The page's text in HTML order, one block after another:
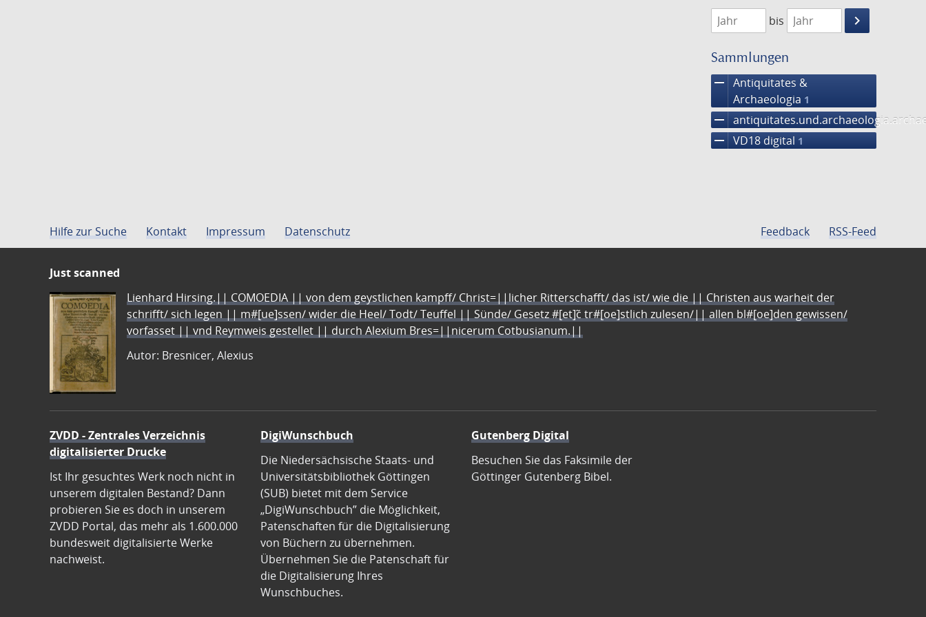
1768
1769
bis
keyboard_arrow_right
Suche
Sammlungen
remove Antiquitates &
Archaeologia 1
remove
remove VD18 digital 1
Hilfe zur Suche Kontakt Impressum Datenschutz Feedback RSS-Feed
Just scanned
Lienhard Hirsing.|| COMOEDIA || von dem geystlichen kampff/ Christ=||licher Ritterschafft/ das ist/ wie die || Christen aus warheit der
schrifft/ sich legen || m#[ue]ssen/ wider die Heel/ Todt/ Teuffel || Sünde/ Gesetz #[et]c̃ tr#[oe]stlich zulesen/|| allen bl#[oe]den gewissen/
vorfasset || vnd Reymweis gestellet || durch Alexium Bres=||nicerum Cotbusianum.||
Autor: Bresnicer, Alexius
ZVDD - Zentrales Verzeichnis
digitalisierter Drucke
Ist Ihr gesuchtes Werk noch nicht in
unserem digitalen Bestand? Dann
probieren Sie es doch in unserem
ZVDD Portal, das mehr als 1.600.000
bundesweit digitalisierte Werke
nachweist.
DigiWunschbuch
Die Niedersächsische Staats- und
Universitätsbibliothek Göttingen
(SUB) bietet mit dem Service
„DigiWunschbuch” die Möglichkeit,
Patenschaften für die Digitalisierung
von Büchern zu übernehmen.
Übernehmen Sie die Patenschaft für
die Digitalisierung Ihres
Wunschbuches.
Gutenberg Digital
Besuchen Sie das Faksimile der
Göttinger Gutenberg Bibel.